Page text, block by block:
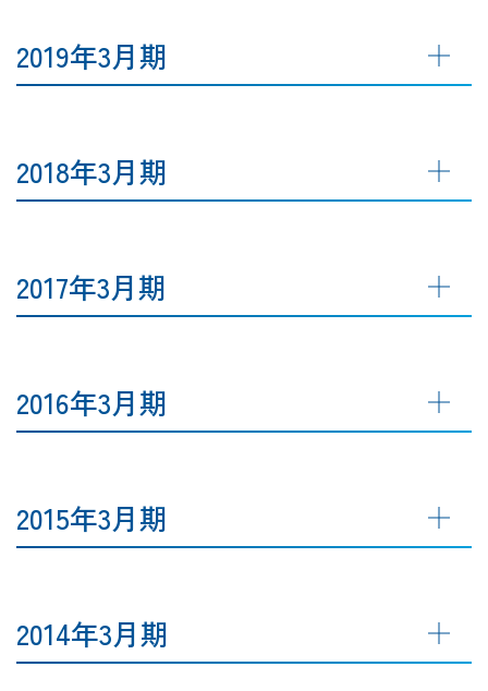
2019年3月期
2018年3月期
2017年3月期
2016年3月期
2015年3月期
2014年3月期